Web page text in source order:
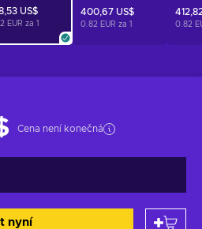
Cena není konečná
nyní
US$
EUR za 1
400,67 US$
0.82 EUR za 1 0.82